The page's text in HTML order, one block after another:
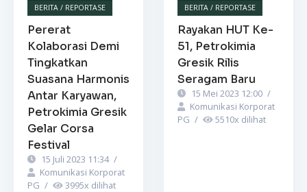
BERITA / REPORTASE
Pererat
Kolaborasi Demi
Tingkatkan
Suasana Harmonis
Antar Karyawan,
Petrokimia Gresik
Gelar Corsa
Festival
15 Juli 2023 11:34 /
Komunikasi Korporat
PG / 3995x dilihat
BERITA / REPORTASE
Rayakan HUT Ke-
51, Petrokimia
Gresik Rilis
Seragam Baru
15 Mei 2023 12:00 /
Komunikasi Korporat
PG / 5510x dilihat